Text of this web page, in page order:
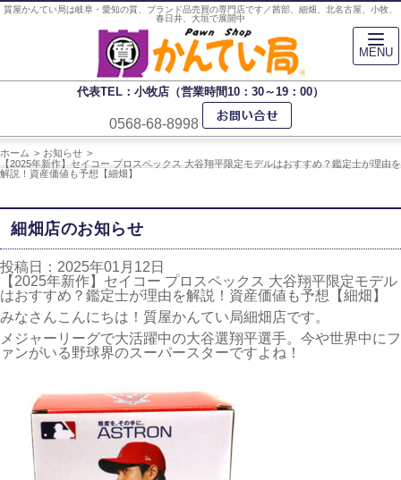
質屋かんてい局は岐阜・愛知の質、ブランド品売買の専門店です／茜部、細畑、北名古屋、小牧、
春日井、大垣で展開中
代表TEL：小牧店（営業時間10：30～19：00）
0568-68-8998
ホーム
お知らせ
【2025年新作】セイコー プロスペックス 大谷翔平限定モデルはおすすめ？鑑定士が理由を
解説！資産価値も予想【細畑】
細畑店のお知らせ
投稿日：2025年01月12日
【2025年新作】セイコー プロスペックス 大谷翔平限定モデル
はおすすめ？鑑定士が理由を解説！資産価値も予想【細畑】
みなさんこんにちは！質屋かんてい局細畑店です。
メジャーリーグで大活躍中の大谷選翔平選手。今や世界中にフ
ァンがいる野球界のスーパースターですよね！
MENU